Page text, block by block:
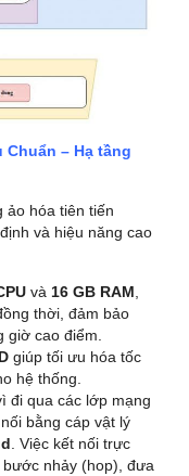
Chuẩn – Hạ tầng
ảo hóa tiên tiến
và hiệu năng cao
và 16 GB RAM
thời, đảm bảo
cao điểm.
giúp tối ưu hóa tốc
hệ thống.
đi qua các lớp mạng
bằng cáp vật lý
. Việc kết nối trực
nhảy (hop), đưa